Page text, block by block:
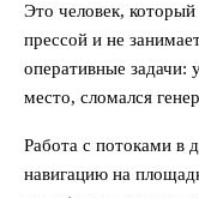
Это человек,
прессой и не
оперативные задачи:
место, сломался
Работа с потоками в
навигацию на